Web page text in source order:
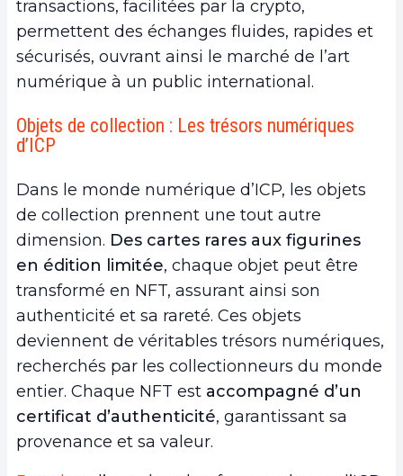
transactions, facilitées par la crypto,
permettent des échanges fluides, rapides et
sécurisés, ouvrant ainsi le marché de l’art
numérique à un public international.
Objets de collection : Les trésors numériques
d’ICP
Dans le monde numérique d’ICP, les objets
de collection prennent une tout autre
dimension. Des cartes rares aux figurines
en édition limitée, chaque objet peut être
transformé en NFT, assurant ainsi son
authenticité et sa rareté. Ces objets
deviennent de véritables trésors numériques,
recherchés par les collectionneurs du monde
entier. Chaque NFT est accompagné d’un
certificat d’authenticité, garantissant sa
provenance et sa valeur.